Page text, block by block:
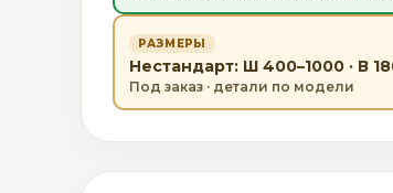
РАЗМЕРЫ
Нестандарт: Ш 400–1000 · В
Под заказ · детали по модели